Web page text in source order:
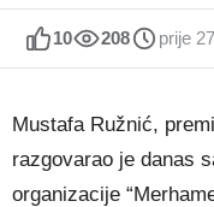
10 208 prije
Mustafa Ružnić,
razgovarao je danas
organizacije